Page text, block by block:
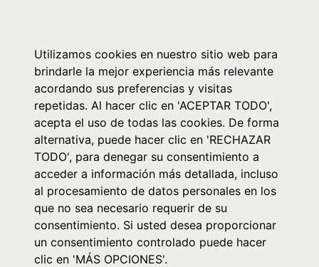
Utilizamos cookies en nuestro sitio web para
brindarle la mejor experiencia más relevante
acordando sus preferencias y visitas
repetidas. Al hacer clic en 'ACEPTAR TODO',
acepta el uso de todas las cookies. De forma
alternativa, puede hacer clic en 'RECHAZAR
TODO', para denegar su consentimiento a
acceder a información más detallada, incluso
al procesamiento de datos personales en los
que no sea necesario requerir de su
consentimiento. Si usted desea proporcionar
un consentimiento controlado puede hacer
clic en 'MÁS OPCIONES'.